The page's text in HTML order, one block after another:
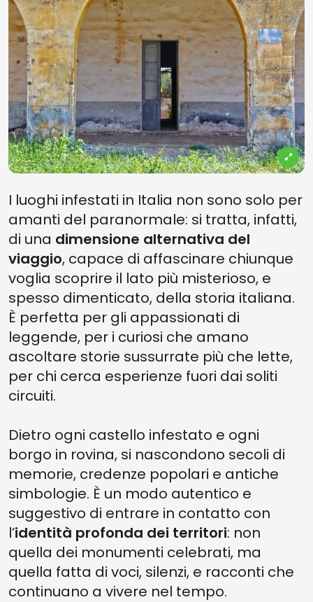
I luoghi infestati in Italia non sono solo per
amanti del paranormale: si tratta, infatti,
di una dimensione alternativa del
viaggio, capace di affascinare chiunque
voglia scoprire il lato più misterioso, e
spesso dimenticato, della storia italiana.
È perfetta per gli appassionati di
leggende, per i curiosi che amano
ascoltare storie sussurrate più che lette,
per chi cerca esperienze fuori dai soliti
circuiti.
Dietro ogni castello infestato e ogni
borgo in rovina, si nascondono secoli di
memorie, credenze popolari e antiche
simbologie. È un modo autentico e
suggestivo di entrare in contatto con
l’identità profonda dei territori: non
quella dei monumenti celebrati, ma
quella fatta di voci, silenzi, e racconti che
continuano a vivere nel tempo.